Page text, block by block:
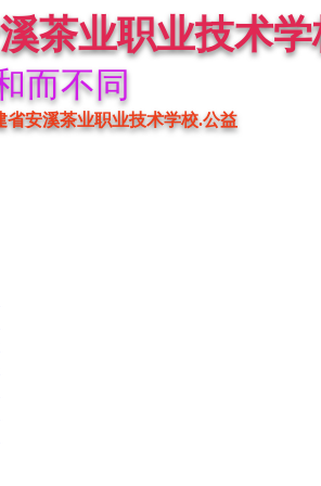
茶业职业技术学
而不同
省安溪茶业职业技术学校.公益